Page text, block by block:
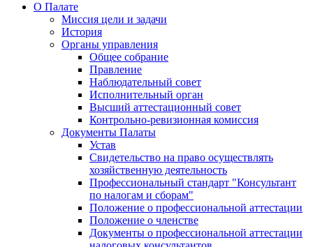
О Палате
Миссия цели и задачи
История
Органы управления
Общее собрание
Правление
Наблюдательный совет
Исполнительный орган
Высший аттестационный совет
Контрольно-ревизионная комиссия
Документы Палаты
Устав
Свидетельство на право осуществлять
хозяйственную деятельность
Профессиональный стандарт "Консультант
по налогам и сборам"
Положение о профессиональной аттестации
Положение о членстве
Документы о профессиональной аттестации